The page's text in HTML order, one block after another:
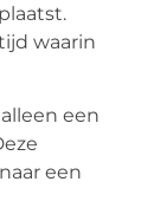
waarin
een
een